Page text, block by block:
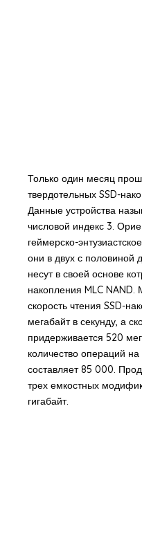
Только один месяц
твердотельных SSD-
Данные устройства
числовой индекс 3.
геймерско-
они в двух с
несут в своей основе
накопления MLC
скорость чтения SSD-
мегабайт в секунду, а
придерживается 520
количество операций
составляет 85 000.
трех емкостных
гигабайт.